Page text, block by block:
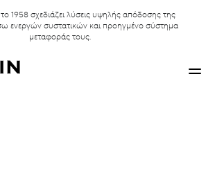
1958 σχεδιάζει λύσεις υψηλής απόδοσης της
ενεργών συστατικών και προηγμένο σύστημα
μεταφοράς τους.